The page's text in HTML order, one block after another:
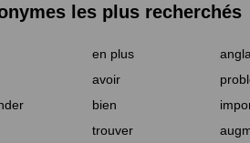
les plus recherchés
en plus
avoir
bien
trouver